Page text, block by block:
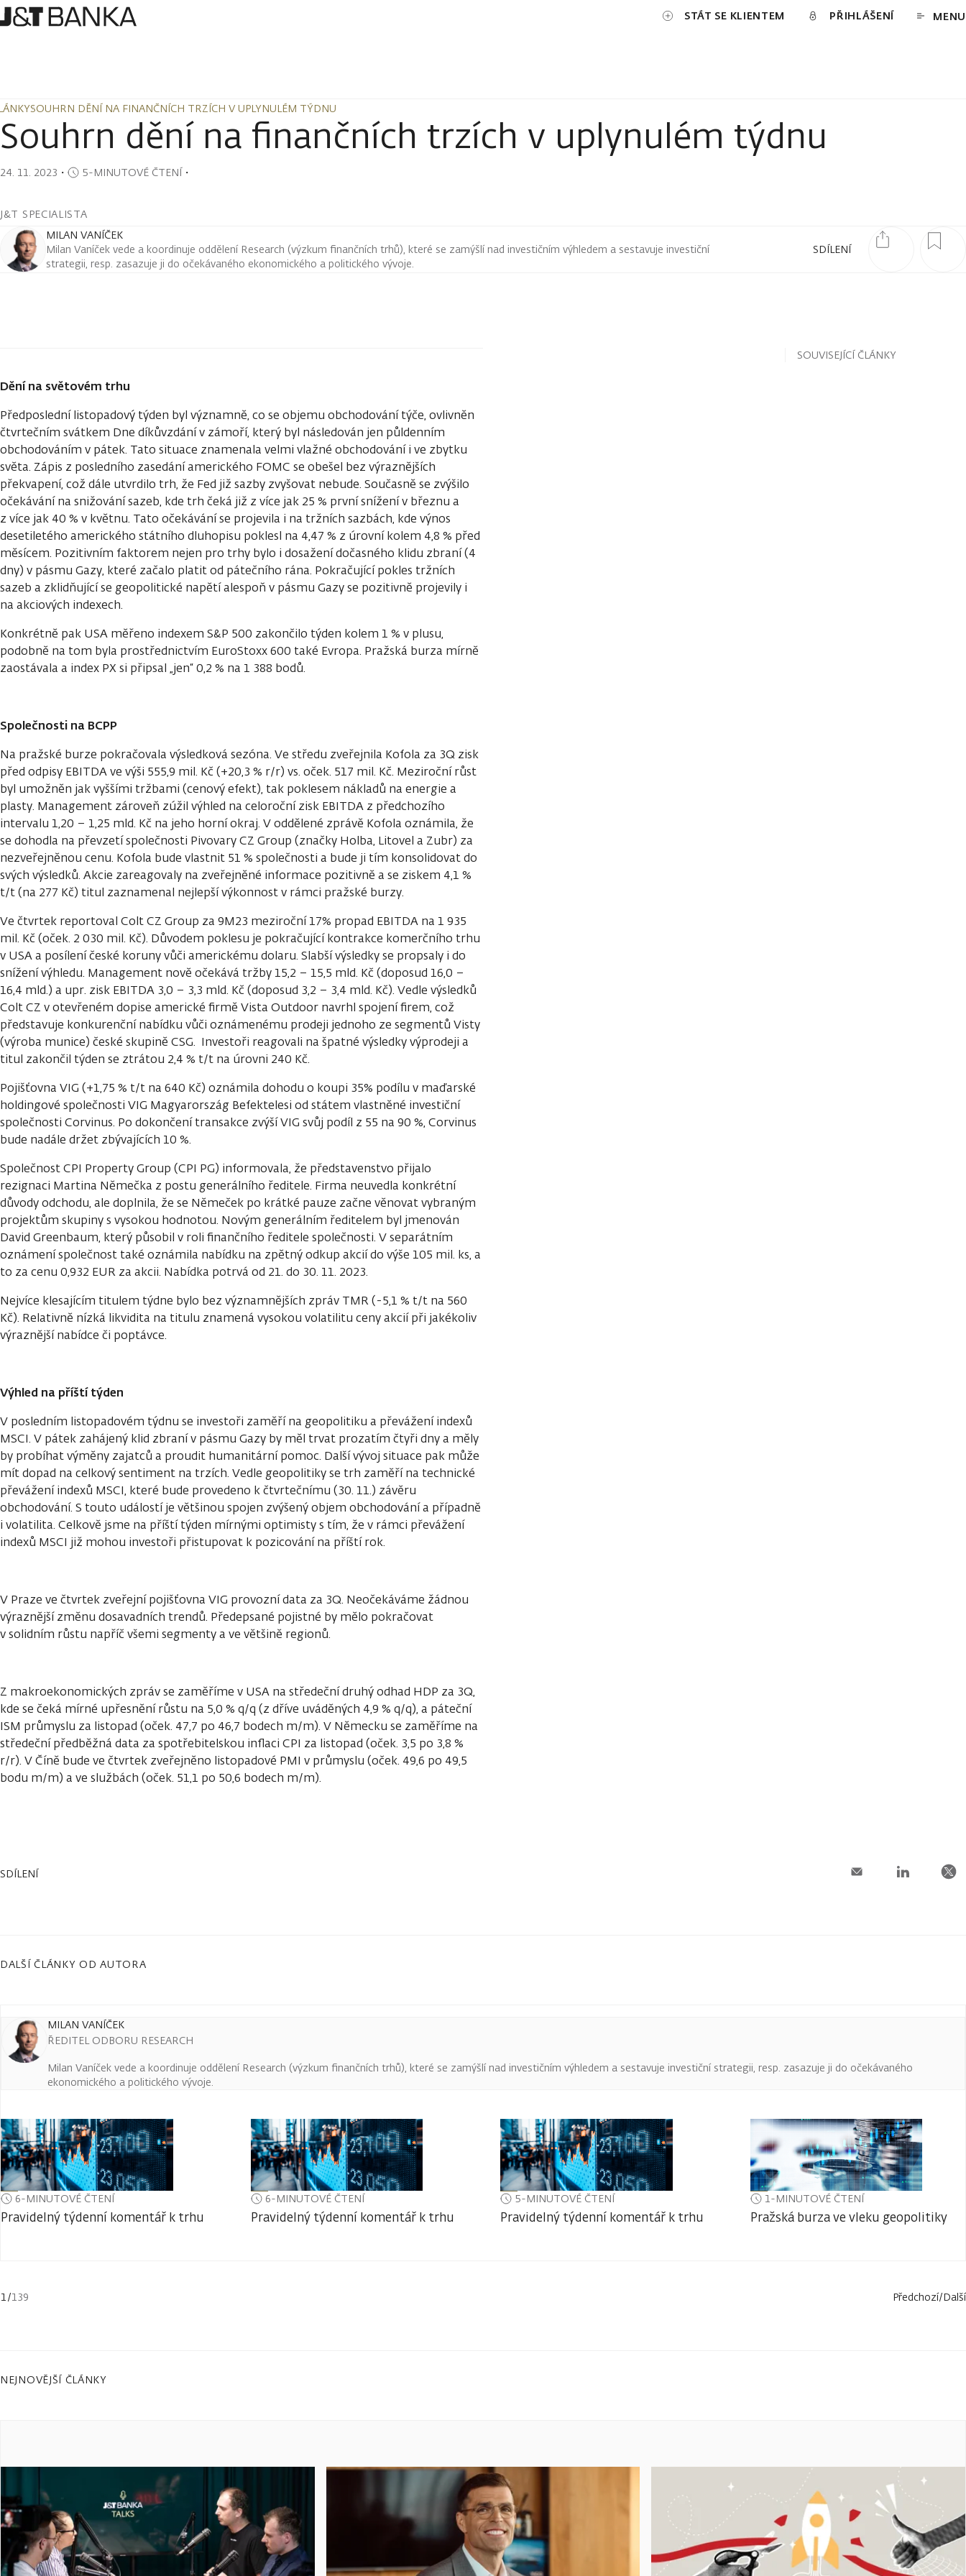
STÁT SE KLIENTEM PŘIHLÁŠENÍ MENU
SOUHRN DĚNÍ NA FINANČNÍCH TRZÍCH V UPLYNULÉM TÝDNU
SOUHRN DĚNÍ NA FINANČNÍCH TRZÍCH V UPLYNULÉM TÝDNU
Souhrn dění na finančních trzích v uplynulém týdnu
24. 11. 2023 ・ 5-MINUTOVÉ ČTENÍ・
J&T SPECIALISTA
SDÍLENÍ
MILAN VANÍČEK
Milan Vaníček vede a koordinuje oddělení Research (výzkum finančních trhů), které se zamýšlí nad investičním výhledem a sestavuje investiční
strategii, resp. zasazuje ji do očekávaného ekonomického a politického vývoje.
Dění na světovém trhu
Předposlední listopadový týden byl významně, co se objemu obchodování týče, ovlivněn
čtvrtečním svátkem Dne díkůvzdání v zámoří, který byl následován jen půldenním
obchodováním v pátek. Tato situace znamenala velmi vlažné obchodování i ve zbytku
světa. Zápis z posledního zasedání amerického FOMC se obešel bez výraznějších
překvapení, což dále utvrdilo trh, že Fed již sazby zvyšovat nebude. Současně se zvýšilo
očekávání na snižování sazeb, kde trh čeká již z více jak 25 % první snížení v březnu a
z více jak 40 % v květnu. Tato očekávání se projevila i na tržních sazbách, kde výnos
desetiletého amerického státního dluhopisu poklesl na 4,47 % z úrovní kolem 4,8 % před
měsícem. Pozitivním faktorem nejen pro trhy bylo i dosažení dočasného klidu zbraní (4
dny) v pásmu Gazy, které začalo platit od pátečního rána. Pokračující pokles tržních
sazeb a zklidňující se geopolitické napětí alespoň v pásmu Gazy se pozitivně projevily i
na akciových indexech.
Konkrétně pak USA měřeno indexem S&P 500 zakončilo týden kolem 1 % v plusu,
podobně na tom byla prostřednictvím EuroStoxx 600 také Evropa. Pražská burza mírně
zaostávala a index PX si připsal „jen“ 0,2 % na 1 388 bodů.
Společnosti na BCPP
Na pražské burze pokračovala výsledková sezóna. Ve středu zveřejnila Kofola za 3Q zisk
před odpisy EBITDA ve výši 555,9 mil. Kč (+20,3 % r/r) vs. oček. 517 mil. Kč. Meziroční růst
byl umožněn jak vyššími tržbami (cenový efekt), tak poklesem nákladů na energie a
plasty. Management zároveň zúžil výhled na celoroční zisk EBITDA z předchozího
intervalu 1,20 – 1,25 mld. Kč na jeho horní okraj. V oddělené zprávě Kofola oznámila, že
se dohodla na převzetí společnosti Pivovary CZ Group (značky Holba, Litovel a Zubr) za
nezveřejněnou cenu. Kofola bude vlastnit 51 % společnosti a bude ji tím konsolidovat do
svých výsledků. Akcie zareagovaly na zveřejněné informace pozitivně a se ziskem 4,1 %
t/t (na 277 Kč) titul zaznamenal nejlepší výkonnost v rámci pražské burzy.
Ve čtvrtek reportoval Colt CZ Group za 9M23 meziroční 17% propad EBITDA na 1 935
mil. Kč (oček. 2 030 mil. Kč). Důvodem poklesu je pokračující kontrakce komerčního trhu
v USA a posílení české koruny vůči americkému dolaru. Slabší výsledky se propsaly i do
snížení výhledu. Management nově očekává tržby 15,2 – 15,5 mld. Kč (doposud 16,0 –
16,4 mld.) a upr. zisk EBITDA 3,0 – 3,3 mld. Kč (doposud 3,2 – 3,4 mld. Kč). Vedle výsledků
Colt CZ v otevřeném dopise americké firmě Vista Outdoor navrhl spojení firem, což
představuje konkurenční nabídku vůči oznámenému prodeji jednoho ze segmentů Visty
(výroba munice) české skupině CSG. Investoři reagovali na špatné výsledky výprodeji a
titul zakončil týden se ztrátou 2,4 % t/t na úrovni 240 Kč.
Pojišťovna VIG (+1,75 % t/t na 640 Kč) oznámila dohodu o koupi 35% podílu v maďarské
holdingové společnosti VIG Magyarország Befektelesi od státem vlastněné investiční
společnosti Corvinus. Po dokončení transakce zvýší VIG svůj podíl z 55 na 90 %, Corvinus
bude nadále držet zbývajících 10 %.
Společnost CPI Property Group (CPI PG) informovala, že představenstvo přijalo
rezignaci Martina Němečka z postu generálního ředitele. Firma neuvedla konkrétní
důvody odchodu, ale doplnila, že se Němeček po krátké pauze začne věnovat vybraným
projektům skupiny s vysokou hodnotou. Novým generálním ředitelem byl jmenován
David Greenbaum, který působil v roli finančního ředitele společnosti. V separátním
oznámení společnost také oznámila nabídku na zpětný odkup akcií do výše 105 mil. ks, a
to za cenu 0,932 EUR za akcii. Nabídka potrvá od 21. do 30. 11. 2023.
Nejvíce klesajícím titulem týdne bylo bez významnějších zpráv TMR (-5,1 % t/t na 560
Kč). Relativně nízká likvidita na titulu znamená vysokou volatilitu ceny akcií při jakékoliv
výraznější nabídce či poptávce.
Výhled na příští týden
V posledním listopadovém týdnu se investoři zaměří na geopolitiku a převážení indexů
MSCI. V pátek zahájený klid zbraní v pásmu Gazy by měl trvat prozatím čtyři dny a měly
by probíhat výměny zajatců a proudit humanitární pomoc. Další vývoj situace pak může
mít dopad na celkový sentiment na trzích. Vedle geopolitiky se trh zaměří na technické
převážení indexů MSCI, které bude provedeno k čtvrtečnímu (30. 11.) závěru
obchodování. S touto událostí je většinou spojen zvýšený objem obchodování a případně
i volatilita. Celkově jsme na příští týden mírnými optimisty s tím, že v rámci převážení
indexů MSCI již mohou investoři přistupovat k pozicování na příští rok.
V Praze ve čtvrtek zveřejní pojišťovna VIG provozní data za 3Q. Neočekáváme žádnou
výraznější změnu dosavadních trendů. Předepsané pojistné by mělo pokračovat
v solidním růstu napříč všemi segmenty a ve většině regionů.
Z makroekonomických zpráv se zaměříme v USA na středeční druhý odhad HDP za 3Q,
kde se čeká mírné upřesnění růstu na 5,0 % q/q (z dříve uváděných 4,9 % q/q), a páteční
ISM průmyslu za listopad (oček. 47,7 po 46,7 bodech m/m). V Německu se zaměříme na
středeční předběžná data za spotřebitelskou inflaci CPI za listopad (oček. 3,5 po 3,8 %
r/r). V Číně bude ve čtvrtek zveřejněno listopadové PMI v průmyslu (oček. 49,6 po 49,5
bodu m/m) a ve službách (oček. 51,1 po 50,6 bodech m/m).
SOUVISEJÍCÍ ČLÁNKY
SDÍLENÍ
DALŠÍ ČLÁNKY OD AUTORA
MILAN VANÍČEK
ŘEDITEL ODBORU RESEARCH
Milan Vaníček vede a koordinuje oddělení Research (výzkum finančních trhů), které se zamýšlí nad investičním výhledem a sestavuje investiční strategii, resp. zasazuje ji do očekávaného
ekonomického a politického vývoje.
6-MINUTOVÉ ČTENÍ
Pravidelný týdenní komentář k trhu
6-MINUTOVÉ ČTENÍ
Pravidelný týdenní komentář k trhu
5-MINUTOVÉ ČTENÍ
Pravidelný týdenní komentář k trhu
1-MINUTOVÉ ČTENÍ
Pražská burza ve vleku geopolitiky
1 /139 Předchozí/Další
NEJNOVĚJŠÍ ČLÁNKY